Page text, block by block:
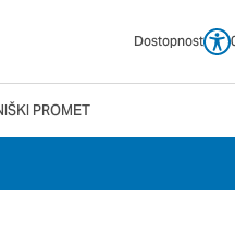
Dostopnost
PROMET